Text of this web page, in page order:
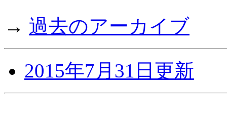
→ 過去のアーカイブ
2015年7月31日更新